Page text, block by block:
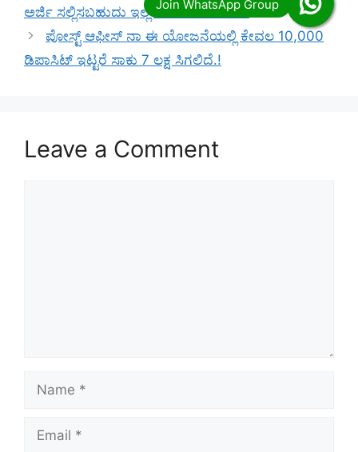
ಅರ್ಜಿ ಸಲ್ಲಿಸಬಹುದು ಇಲ್ಲಿದೆ ನೋಡಿ ಮಾಹಿತಿ.!
ಪೋಸ್ಟ್ ಆಫೀಸ್ ನಾ ಈ ಯೋಜನೆಯಲ್ಲಿ ಕೇವಲ 10,000
ಡಿಪಾಸಿಟ್ ಇಟ್ಟರೆ ಸಾಕು 7 ಲಕ್ಷ ಸಿಗಲಿದೆ.!
Leave a Comment
Name
Email